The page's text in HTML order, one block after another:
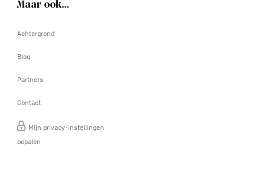
Maar ook…
Achtergrond
Blog
Partners
Contact
Mijn privacy-instellingen
bepalen